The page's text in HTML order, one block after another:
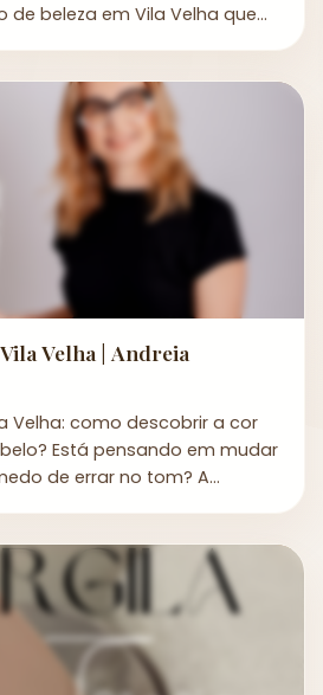
beleza em Vila Velha que
Velha | Andreia
Velha: como descobrir a cor
Está pensando em mudar
de errar no tom? A